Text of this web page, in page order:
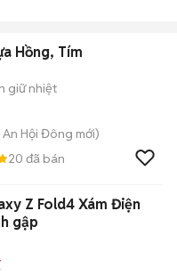
Hồng, Tím
giữ nhiệt
An Hội Đông mới)
20 đã bán
Z Fold4 Xám Điện
gập